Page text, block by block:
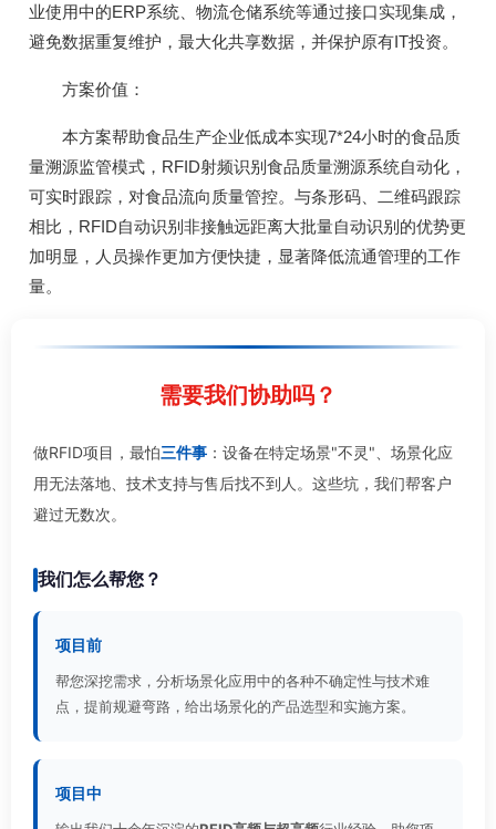
业使用中的ERP系统、物流仓储系统等通过接口实现集成，
避免数据重复维护，最大化共享数据，并保护原有IT投资。
方案价值：
本方案帮助食品生产企业低成本实现7*24小时的食品质
量溯源监管模式，RFID射频识别食品质量溯源系统自动化，
可实时跟踪，对食品流向质量管控。与条形码、二维码跟踪
相比，RFID自动识别非接触远距离大批量自动识别的优势更
加明显，人员操作更加方便快捷，显著降低流通管理的工作
量。
需要我们协助吗？
做RFID项目，最怕三件事 ：设备在特定场景"不灵"、场景化应
用无法落地、技术支持与售后找不到人。这些坑，我们帮客户
避过无数次。
我们怎么帮您？
项目前
帮您深挖需求，分析场景化应用中的各种不确定性与技术难
点，提前规避弯路，给出场景化的产品选型和实施方案。
项目中